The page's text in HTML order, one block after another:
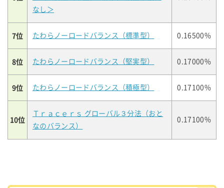
なし＞
7位 たわらノーロードバランス（標準型） 0.16500%
8位 たわらノーロードバランス（堅実型） 0.17000%
9位 たわらノーロードバランス（積極型） 0.17100%
10位
Ｔｒａｃｅｒｓ グローバル３分法（おと
なのバランス）
0.17100%